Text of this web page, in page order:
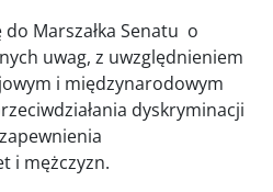
Marszałka Senatu o
uwag, z uwzględnieniem
i międzynarodowym
dyskryminacji
i mężczyzn.